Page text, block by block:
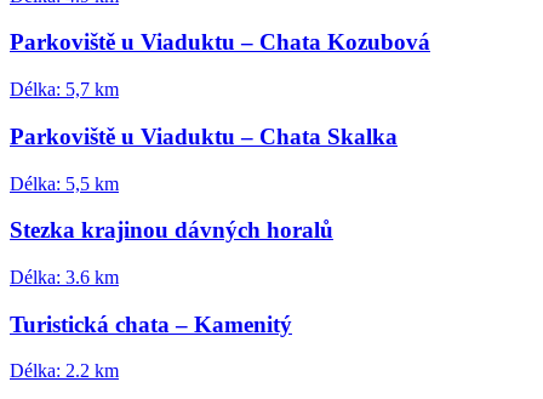
Parkoviště u Viaduktu – Chata Kozubová
Délka: 5,7 km
Parkoviště u Viaduktu – Chata Skalka
Délka: 5,5 km
Stezka krajinou dávných horalů
Délka: 3.6 km
Turistická chata – Kamenitý
Délka: 2.2 km